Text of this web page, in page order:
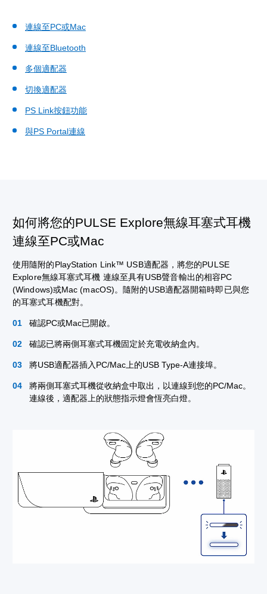
連線至PC或Mac
連線至Bluetooth
多個適配器
切換適配器
PS Link按鈕功能
與PS Portal連線
如何將您的PULSE Explore無線耳塞式耳機
連線至PC或Mac
使用隨附的PlayStation Link™ USB適配器，將您的PULSE
Explore無線耳塞式耳機 連線至具有USB聲音輸出的相容PC
(Windows)或Mac (macOS)。隨附的USB適配器開箱時即已與您
的耳塞式耳機配對。
確認PC或Mac已開啟。
確認已將兩側耳塞式耳機固定於充電收納盒內。
將USB適配器插入PC/Mac上的USB Type-A連接埠。
將兩側耳塞式耳機從收納盒中取出，以連線到您的PC/Mac。
連線後，適配器上的狀態指示燈會恆亮白燈。